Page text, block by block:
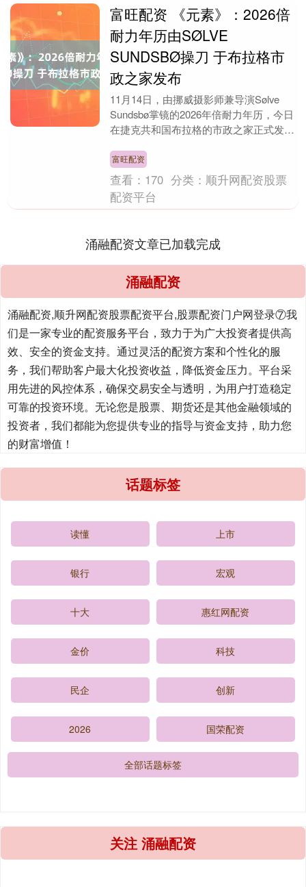
富旺配资 《元素》：2026倍
耐力年历由SØLVE
SUNDSBØ操刀 于布拉格市
政之家发布
11月14日，由挪威摄影师兼导演Sølve
Sundsbø掌镜的2026年倍耐力年历，今日
在捷克共和国布拉格的市政之家正式发
富旺配资
查看： 170 分类： 顺升网配资股票
配资平台
涌融配资文章已加载完成
涌融配资
涌融配资,顺升网配资股票配资平台,股票配资门户网登录⑦我
们是一家专业的配资服务平台，致力于为广大投资者提供高
效、安全的资金支持。通过灵活的配资方案和个性化的服
务，我们帮助客户最大化投资收益，降低资金压力。平台采
用先进的风控体系，确保交易安全与透明，为用户打造稳定
可靠的投资环境。无论您是股票、期货还是其他金融领域的
投资者，我们都能为您提供专业的指导与资金支持，助力您
的财富增值！
话题标签
读懂 上市
银行 宏观
十大 惠红网配资
金价 科技
民企 创新
2026 国荣配资
全部话题标签
关注 涌融配资